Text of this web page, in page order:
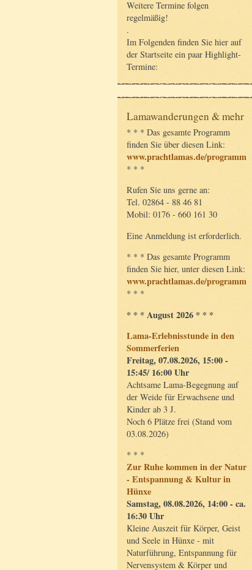
Weitere Termine folgen
regelmäßig!
.
Im Folgenden finden Sie hier auf
der Startseite ein paar Highlight-
Termine:
Lamawanderungen & mehr
* * * Das gesamte Programm
finden Sie über diesen Link:
www.prachtlamas.de/programm
* * *
Rufen Sie uns gerne an:
Tel. 02864 - 88 46 81
Mobil: 0176 - 660 161 30
Eine Anmeldung ist erforderlich.
* * * Das gesamte Programm
finden Sie hier, unter diesen Link:
www.prachtlamas.de/programm
* * *
* * * August 2026 * * *
Lama-Erlebnisstunde in den
Sommerferien
Freitag, 07.08.2026, 15:00 -
15:45/ 16:00 Uhr
Achtsame Lama-Begegnung auf
der Weide für Erwachsene und
Kinder ab 3 J.
Noch 6 Plätze frei (Stand vom
03.08.2026)
* * *
Zur Ruhe kommen in der Natur
- Entspannung & Kultur in
Hünxe
Samstag, 08.08.2026, 14:00 - ca.
16:30 Uhr
Kleine Auszeit für Körper, Geist
und Seele in Hünxe - mit
Naturführung, Entspannung für
Nervensystem & Körper und